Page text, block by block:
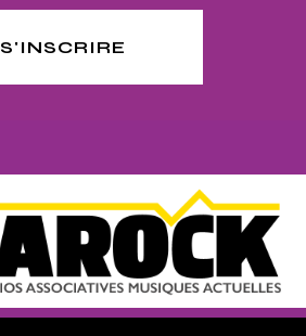
S'INSCRIRE